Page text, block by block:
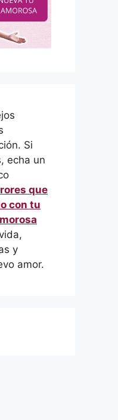
Si
echa un
que
con tu
y
amor.